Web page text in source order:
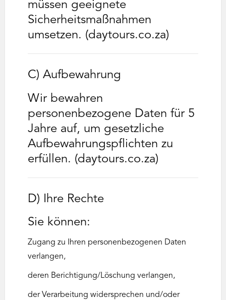
müssen geeignete
Sicherheitsmaßnahmen
umsetzen. (daytours.co.za)
C) Aufbewahrung
Wir bewahren
personenbezogene Daten für 5
Jahre auf, um gesetzliche
Aufbewahrungspflichten zu
erfüllen. (daytours.co.za)
D) Ihre Rechte
Sie können:
Zugang zu Ihren personenbezogenen Daten
verlangen,
deren Berichtigung/Löschung verlangen,
der Verarbeitung widersprechen und/oder